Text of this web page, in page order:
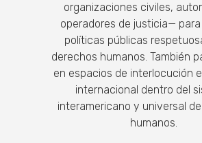
organizaciones civiles,
operadores de justicia—
políticas públicas
derechos humanos. También
en espacios de interlocución
internacional dentro del
interamericano y universal
humanos.